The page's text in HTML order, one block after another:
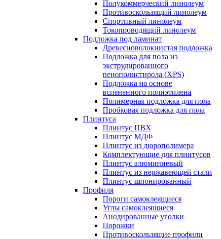
Полукоммерческий линолеум
Противоскользящий линолеум
Спортивный линолеум
Токопроводящий линолеум
Подложка под ламинат
Древесноволокнистая подложка
Подложка для пола из
экструдированного
пенополистирола (XPS)
Подложка на основе
вспененного полиэтилена
Полимерная подложка для пола
Пробковая подложка для пола
Плинтуса
Плинтус ПВХ
Плинтус МДФ
Плинтус из дюрополимера
Комплектующие для плинтусов
Плинтус алюминиевый
Плинтус из нержавеющей стали
Плинтус шпонированный
Профиля
Пороги самоклеящиеся
Углы самоклеящиеся
Анодированные уголки
Порожки
Противоскользящие профили